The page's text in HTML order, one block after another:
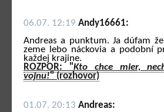
06.07. 12:19 Andy16661:
Andreas a punktum. Ja dúfam
zeme lebo náckovia a podobní
každej krajine.
ROZPOR: "Kto chce mier,
vojnu!" (rozhovor)
01.07. 20:13 Andreas: